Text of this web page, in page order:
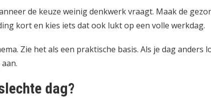
de keuze weinig denkwerk vraagt. Maak de
kort en kies iets dat ook lukt op een volle werkdag.
Zie het als een praktische basis. Als je dag anders
dag?